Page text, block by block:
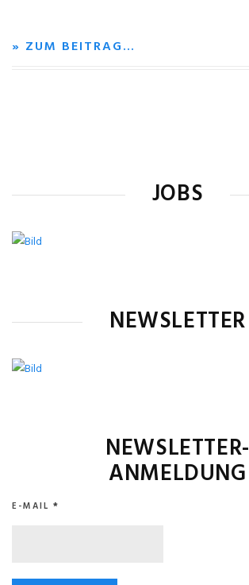
» ZUM BEITRAG…
JOBS
NEWSLETTER
NEWSLETTER-
ANMELDUNG
E-MAIL *